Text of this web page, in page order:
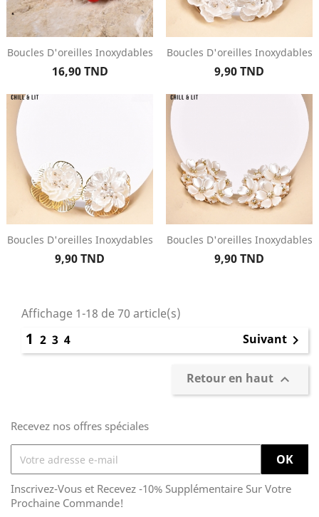
Boucles D'oreilles Inoxydables
Prix
16,90 TND
Boucles D'oreilles Inoxydables
Prix
9,90 TND
Boucles D'oreilles Inoxydables
Prix
9,90 TND
Boucles D'oreilles Inoxydables
Prix
9,90 TND
Affichage 1-18 de 70 article(s)
1 2 3 4 Suivant 
Retour en haut 
Recevez nos offres spéciales
Inscrivez-Vous et Recevez -10% Supplémentaire Sur Votre
Prochaine Commande!